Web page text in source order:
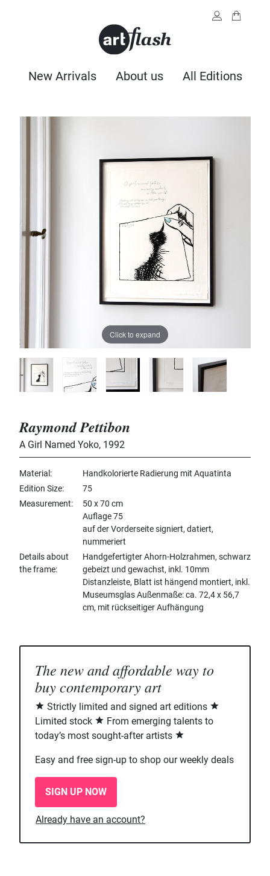
New Arrivals About us All Editions
Click to expand
Raymond Pettibon
A Girl Named Yoko, 1992
Material
Handkolorierte Radierung mit Aquatinta
Edition Size
75
Measurement
50 x 70 cm
Auflage 75
auf der Vorderseite signiert, datiert,
nummeriert
Details about
the frame
Handgefertigter Ahorn-Holzrahmen, schwarz
gebeizt und gewachst, inkl. 10mm
Distanzleiste, Blatt ist hängend montiert, inkl.
Museumsglas Außenmaße: ca. 72,4 x 56,7
cm, mit rückseitiger Aufhängung
The new and affordable way to
buy contemporary art
Strictly limited and signed art editions
Limited stock
From emerging talents to
today’s most sought-after artists
Easy and free sign-up to shop our weekly deals
SIGN UP NOW
Already have an account?